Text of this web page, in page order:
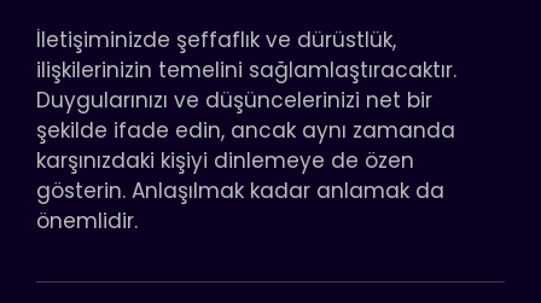
İletişiminizde şeffaflık ve dürüstlük,
ilişkilerinizin temelini sağlamlaştıracaktır.
Duygularınızı ve düşüncelerinizi net bir
şekilde ifade edin, ancak aynı zamanda
karşınızdaki kişiyi dinlemeye de özen
gösterin. Anlaşılmak kadar anlamak da
önemlidir.